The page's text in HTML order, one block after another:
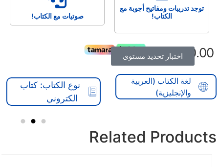
اختبار تحديد مستوى
توجد تدريبات ومفاتيح أجوبة مع
الكتاب!
صوتيات مع الكتاب!
ر.س
لغة الكتاب (العربية
والإنجليزية)
نوع الكتاب: كتاب
الكتروني
Related